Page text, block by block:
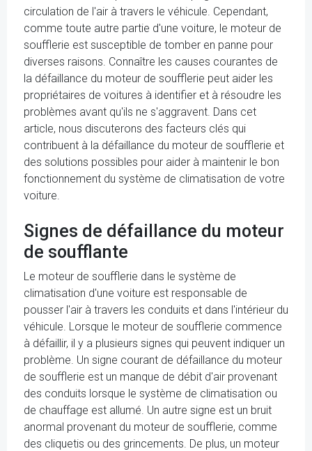
circulation de l'air à travers le véhicule. Cependant,
comme toute autre partie d'une voiture, le moteur de
soufflerie est susceptible de tomber en panne pour
diverses raisons. Connaître les causes courantes de
la défaillance du moteur de soufflerie peut aider les
propriétaires de voitures à identifier et à résoudre les
problèmes avant qu'ils ne s'aggravent. Dans cet
article, nous discuterons des facteurs clés qui
contribuent à la défaillance du moteur de soufflerie et
des solutions possibles pour aider à maintenir le bon
fonctionnement du système de climatisation de votre
voiture.
Signes de défaillance du moteur
de soufflante
Le moteur de soufflerie dans le système de
climatisation d'une voiture est responsable de
pousser l'air à travers les conduits et dans l'intérieur du
véhicule. Lorsque le moteur de soufflerie commence
à défaillir, il y a plusieurs signes qui peuvent indiquer un
problème. Un signe courant de défaillance du moteur
de soufflerie est un manque de débit d'air provenant
des conduits lorsque le système de climatisation ou
de chauffage est allumé. Un autre signe est un bruit
anormal provenant du moteur de soufflerie, comme
des cliquetis ou des grincements. De plus, un moteur